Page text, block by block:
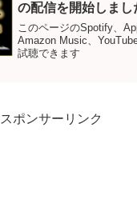
の配信を開始しまし
このページのSpotify、
Amazon Music、
試聴できます
スポンサーリンク